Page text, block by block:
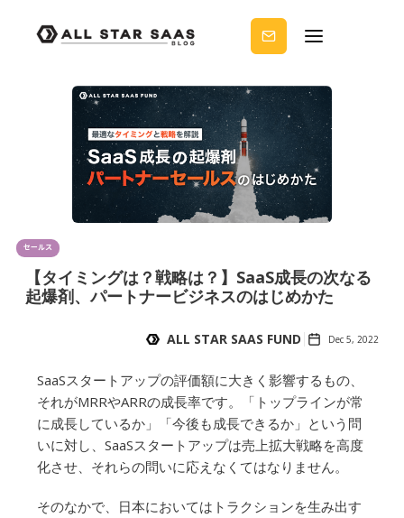
ノウ
ハウ
を受
りま
せん
か？
セールス
【タイミングは？戦略は？】SaaS成長の次なる
起爆剤、パートナービジネスのはじめかた
ALL STAR SAAS FUND Dec 5, 2022
SaaSスタートアップの評価額に大きく影響するもの、
それがMRRやARRの成長率です。「トップラインが常
に成長しているか」「今後も成長できるか」という問
いに対し、SaaSスタートアップは売上拡大戦略を高度
化させ、それらの問いに応えなくてはなりません。
そのなかで、日本においてはトラクションを生み出す